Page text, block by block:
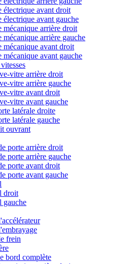
électrique avant droit
électrique avant gauche
mécanique arrière droit
arrière gauche
mécanique avant droit
avant gauche
vitre arrière droit
vitre arrière gauche
vitre avant droit
vitre avant gauche
latérale droite
latérale gauche
ouvrant
porte arrière droit
porte arrière gauche
porte avant droit
porte avant gauche
droit
gauche
frein
bord complète